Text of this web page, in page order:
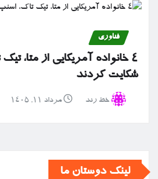
فناوری
۴ خانواده آمریکایی از متا،
شکایت کردند
خط رند مرداد ۱۱, ۱۴۰۵
لینک دوستان ما